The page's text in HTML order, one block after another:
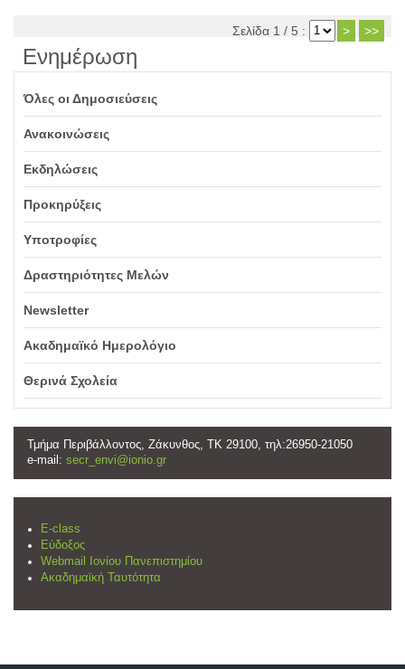
Σελίδα 1 / 5 : > >>
Ενημέρωση
Όλες οι Δημοσιεύσεις
Ανακοινώσεις
Εκδηλώσεις
Προκηρύξεις
Υποτροφίες
Δραστηριότητες Μελών
Newsletter
Ακαδημαϊκό Ημερολόγιο
Θερινά Σχολεία
Τμήμα Περιβάλλοντος, Ζάκυνθος, ΤΚ 29100, τηλ:26950-21050
e-mail: secr_envi@ionio.gr
E-class
Εύδοξος
Webmail Ιονίου Πανεπιστημίου
Ακαδημαϊκή Ταυτότητα